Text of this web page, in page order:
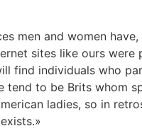
men and women have,
sites like ours were
find individuals who
tend to be Brits whom
ladies, so in